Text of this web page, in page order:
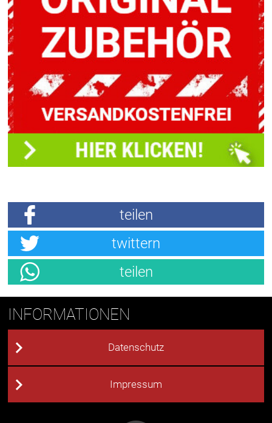
teilen
twittern
teilen
INFORMATIONEN
Datenschutz
Impressum